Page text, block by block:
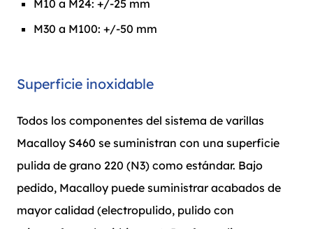
M10 a M24: +/-25 mm
M30 a M100: +/-50 mm
Superficie inoxidable
Todos los componentes del sistema de varillas
Macalloy S460 se suministran con una superficie
pulida de grano 220 (N3) como estándar. Bajo
pedido, Macalloy puede suministrar acabados de
mayor calidad (electropulido, pulido con